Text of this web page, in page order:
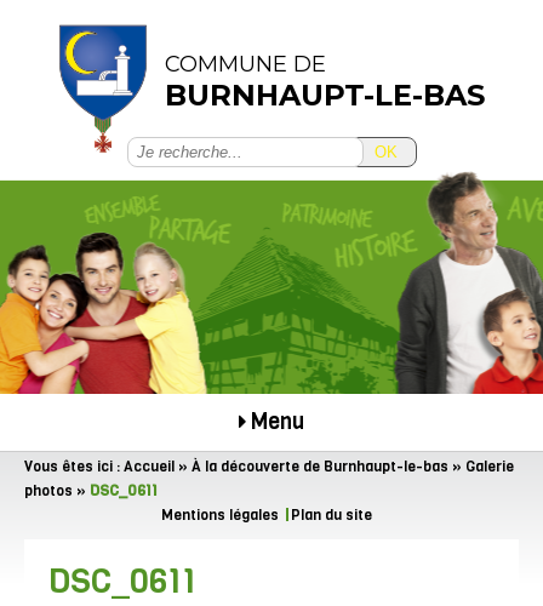
COMMUNE DE
BURNHAUPT-LE-BAS
OK
Menu
Vous êtes ici :Accueil » À la découverte de Burnhaupt-le-bas » Galerie
photos » DSC_0611
Mentions légales
Plan du site
DSC_0611